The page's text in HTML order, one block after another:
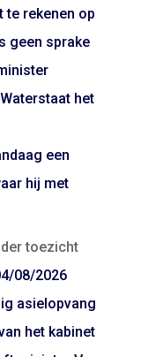
te rekenen op
geen sprake
het
een
hij met
toezicht
08/2026
asielopvang
het kabinet